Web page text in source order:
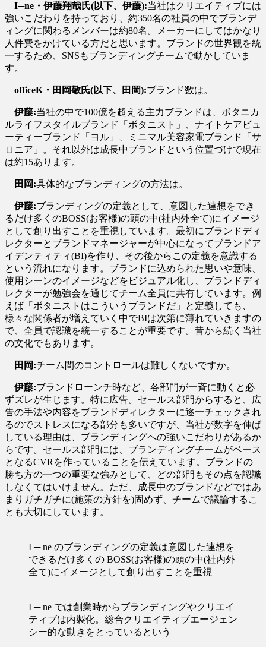
I─ne・伊藤翔哉氏(以下、伊藤):当社はクリエイティブには
強いこだわりを持っており、約350名の社員の中でブランデ
ィングに関わるメンバーは約80名。メーカーにしてはかなり
人件費をかけている方だと思います。ブランドの世界観を統
一するため、SNSもブランディングチームで動かしていま
す。
officeK・田岡敬氏(以下、田岡):ブランド数は。
伊藤:当社の中で100億を超える主力ブランドは、ボタニカ
ルライフスタイルブランド「ボタニスト」、ナイトケアビュ
ーティーブランド「ヨル」、ミニマル美容家電ブランド「サ
ロニア」。それ以外は成長中ブランドという位置づけで現在
は約15あります。
田岡:具体的なブランディングの方法は。
伊藤:ブランディングの定義として、意図した連想をでき
るだけ多くのBOSS(お客様)の頭の中(社内外全て)にイメージ
として創り出すことを重視しています。最初にブランドディ
レクターとブランドマネージャーが中心になってブランドア
イデンティティ(BI)を作り、その後からこの定義を意識する
という流れになります。ブランドに込められた思いや意味、
使用シーンのイメージなどをビジュアル化し、ブランドディ
レクターが勉強会を通じてチーム全員に共有しています。例
えば「ボタニストはこういうブランドだ」と定義しても、
様々な関係者が増えていく中でBIは次第に薄れていきますの
で、全員で認識を統一することが重要です。昔から続く当社
の文化でもあります。
田岡:チーム間のコントロールは難しくないですか。
伊藤:ブランドローンチ時など、各部門が一斉に動くと必
ずズレが生じます。特に広告。セールス部門からすると、広
告の手法や内容をブランドディレクターに逐一チェックされ
るのでストレスになる部分も多いですが、当社が数字を伸ば
している理由は、ブランディングへの強いこだわりがあるか
らです。セールス部門には、ブランディングチームがベース
となるCVRを作っていることを伝えています。ブランドの
勝ち方の一つの重要な強みとして、どの部門もその点を認識
しなくてはいけません。ただ、成長中のブランドなどではあ
まりガチガチに(施策の方針を)固めず、チームで議論するこ
とも大切にしています。
I ─ ne のブランディングの定義は意図した連想を
できるだけ多くの BOSS(お客様)の頭の中(社内外
全て)にイメージとして創り出すことを重視
I ─ ne では創業時からブランディングやクリエイ
ティブは内製化。総合クリエイティブエージェン
シー的な動きをとっているという